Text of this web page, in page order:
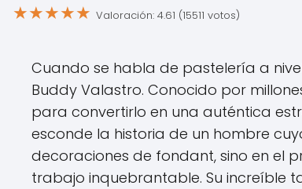
★★★★★ Valoración: 4.61 (15511 votos)
Cuando se habla de pastelería a
Buddy Valastro. Conocido por
para convertirlo en una auténtica
esconde la historia de un hombre
decoraciones de fondant, sino en el
trabajo inquebrantable. Su increíble